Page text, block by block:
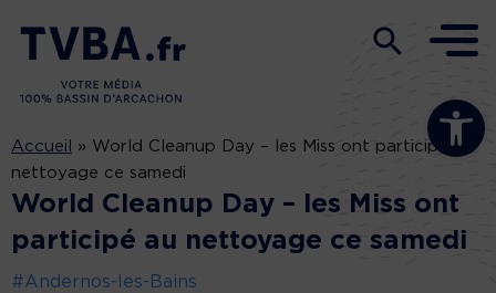
Ouvrir la
Accueil » World Cleanup Day – les Miss ont participé au
nettoyage ce samedi
World Cleanup Day – les Miss ont
participé au nettoyage ce samedi
#Andernos-les-Bains